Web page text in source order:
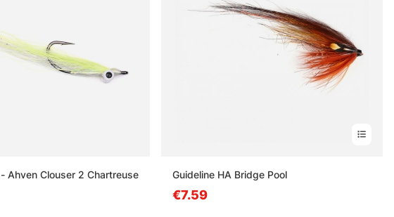
Ahven Clouser 2 Chartreuse
Guideline HA Bridge Pool
€7.59